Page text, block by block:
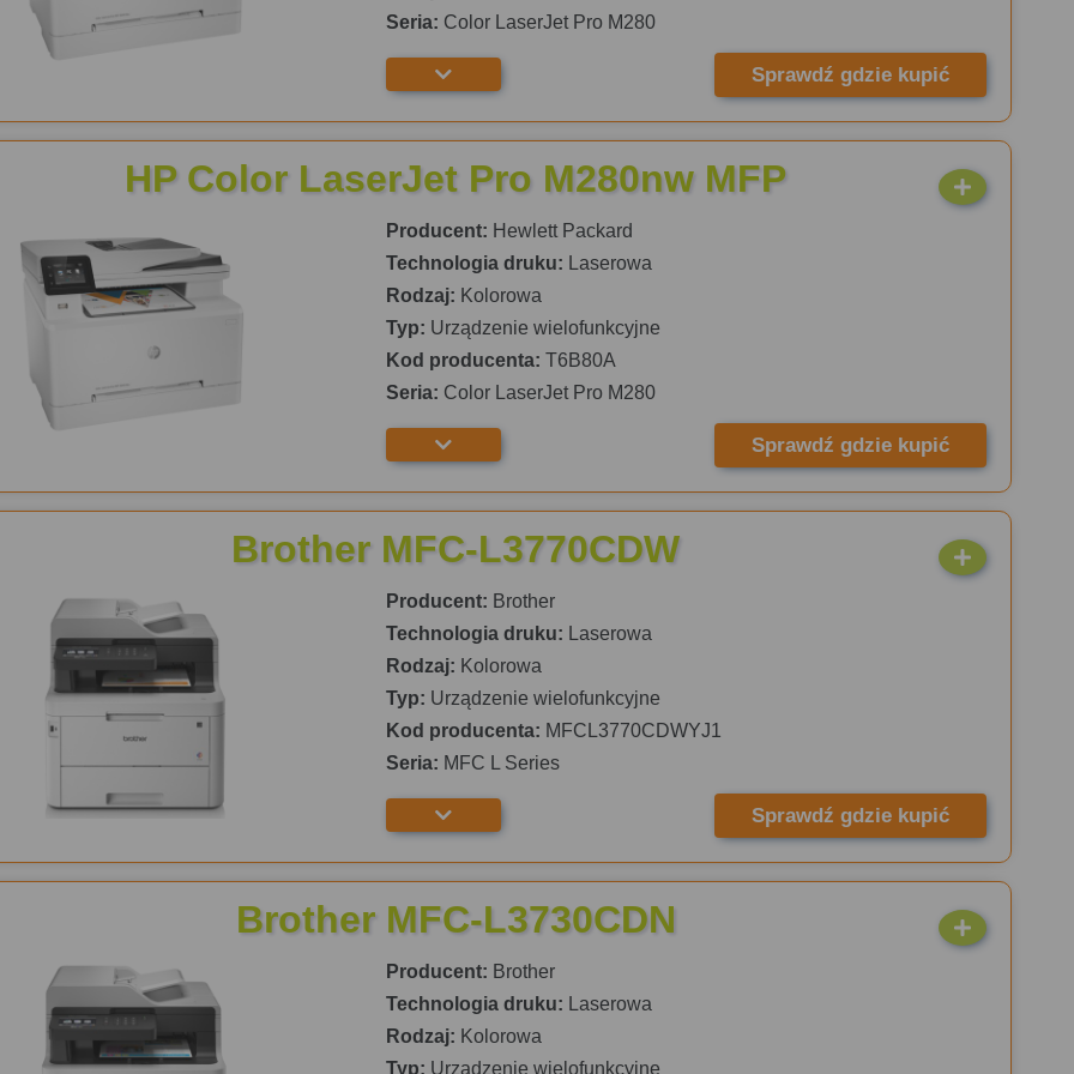
Seria: Color LaserJet Pro M280
Sprawdź gdzie kupić
HP Color LaserJet Pro M280nw MFP
Producent: Hewlett Packard
Technologia druku: Laserowa
Rodzaj: Kolorowa
Typ: Urządzenie wielofunkcyjne
Kod producenta: T6B80A
Seria: Color LaserJet Pro M280
Sprawdź gdzie kupić
Brother MFC-L3770CDW
Producent: Brother
Technologia druku: Laserowa
Rodzaj: Kolorowa
Typ: Urządzenie wielofunkcyjne
Kod producenta: MFCL3770CDWYJ1
Seria: MFC L Series
Sprawdź gdzie kupić
Brother MFC-L3730CDN
Producent: Brother
Technologia druku: Laserowa
Rodzaj: Kolorowa
Typ: Urządzenie wielofunkcyjne